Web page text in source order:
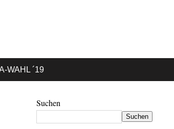
WAHL ´19
Suchen
Suchen